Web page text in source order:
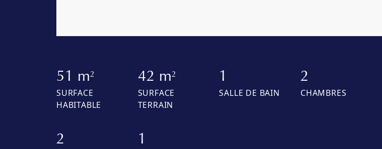
51 m2
SURFACE
HABITABLE
42 m2
SURFACE
TERRAIN
1
SALLE DE BAIN
2
CHAMBRES
2 1